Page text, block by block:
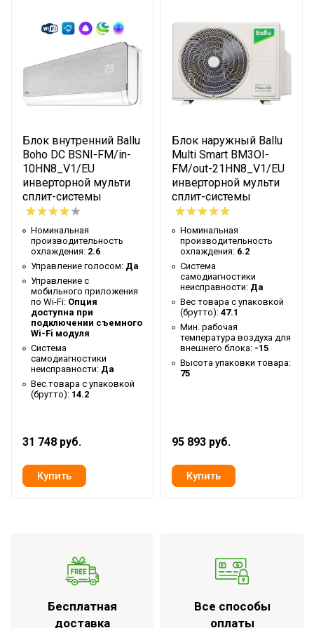
Управление c
мобильного приложения
по Wi-Fi
Опция доступна при
подключении съемного
Wi-Fi модуля
самодиагностики
Да
Масса товара с
упаковкой (брутто)
22
Мин. рабочая
температура воздуха для
внешнего блока
-20
Таймер на отключение
Да
Высота упаковки товара
Таймер на включение
Гарантийный документ
Гарантийный талон
Высота внутр. блока
Глубина упаковки товара
Ширина упаковки товара
101
Память заданных
Макс. потребляемая
мощность
Тип блока
Канальный
Гарантийный срок
Индикация температуры
Блок внутренний Ballu
Boho DC BSNI-FM/in-
10HN8_V1/EU
инверторной мульти
сплит-системы
Номинальная
производительность
охлаждения: 2.6
Управление голосом: Да
Управление c
мобильного приложения
по Wi-Fi: Опция
доступна при
подключении съемного
Wi-Fi модуля
Система
самодиагностики
неисправности: Да
Вес товара с упаковкой
(брутто): 14.2
31 748 руб.
Блок наружный Ballu
Multi Smart BM3OI-
FM/out-21HN8_V1/EU
инверторной мульти
сплит-системы
Номинальная
производительность
охлаждения: 6.2
Система
самодиагностики
неисправности: Да
Вес товара с упаковкой
(брутто): 47.1
Мин. рабочая
температура воздуха для
внешнего блока: -15
Высота упаковки товара:
75
95 893 руб.
Бесплатная
доставка
Все способы
оплаты